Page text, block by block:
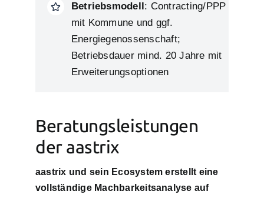
Betriebsmodell : Contracting/PPP
mit Kommune und ggf.
Energiegenossenschaft;
Betriebsdauer mind. 20 Jahre mit
Erweiterungsoptionen
Beratungsleistungen
der aastrix
aastrix und sein Ecosystem erstellt eine
vollständige Machbarkeitsanalyse auf